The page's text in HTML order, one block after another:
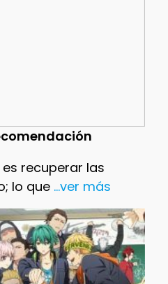
recuperar las
lo que...ver más